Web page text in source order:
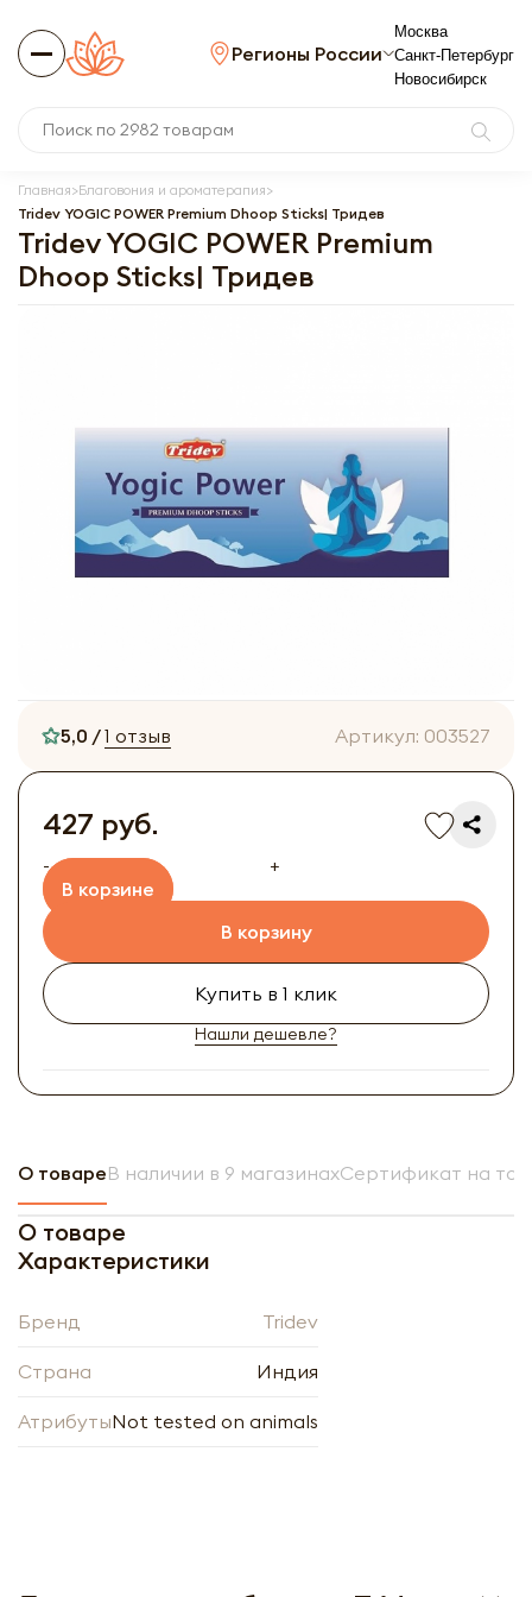
Регионы России
Москва
Санкт-Петербург
Новосибирск
Главная Благовония и ароматерапия
Tridev YOGIC POWER Premium Dhoop Sticks| Тридев
Tridev YOGIC POWER Premium
Dhoop Sticks| Тридев
5,0 /1 отзыв Артикул: 003527
427 руб.
-
+
В корзине
В корзину
Купить в 1 клик
Нашли дешевле?
О товареВ наличии в 9 магазинахСертификат на
О товаре
Характеристики
Бренд Tridev
Страна Индия
АтрибутыNot tested on animals